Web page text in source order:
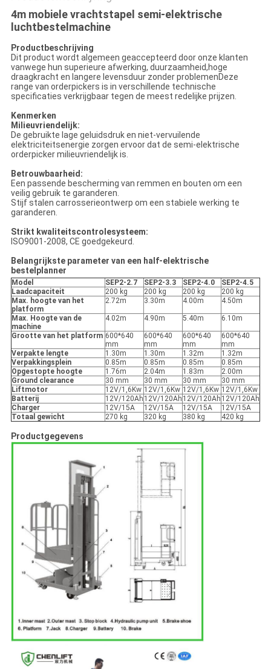
4m mobiele vrachtstapel semi-elektrische
luchtbestelmachine
Productbeschrijving
Dit product wordt algemeen geaccepteerd door onze klanten
vanwege hun superieure afwerking, duurzaamheid,hoge
draagkracht en langere levensduur zonder problemenDeze
range van orderpickers is in verschillende technische
specificaties verkrijgbaar tegen de meest redelijke prijzen.
Kenmerken
Milieuvriendelijk:
De gebruikte lage geluidsdruk en niet-vervuilende
elektriciteitsenergie zorgen ervoor dat de semi-elektrische
orderpicker milieuvriendelijk is.
Betrouwbaarheid:
Een passende bescherming van remmen en bouten om een
veilig gebruik te garanderen.
Stijf stalen carrosserieontwerp om een stabiele werking te
garanderen.
Strikt kwaliteitscontrolesysteem:
ISO9001-2008, CE goedgekeurd.
Belangrijkste parameter van een half-elektrische
bestelplanner
Model SEP2-2.7 SEP2-3.3 SEP2-4.0
SEP2-4.5
Laadcapaciteit
200 kg 200 kg 200 kg
200 kg
Max. hoogte van het
platform
2.72m 3.30m 4.00m 4.50m
Max. Hoogte van de
machine
4.02m 4.90m 5.40m 6.10m
Grootte van het platform 600*640
mm
600*640
mm
600*640
mm
600*640
mm
Verpakte lengte
1.30m 1.30m 1.32m
1.32m
Verpakkingsplein
0.85m 0.85m 0.85m
0.85m
Opgestopte hoogte
1.76m 2.04m 1.83m
2.00m
Ground clearance
30 mm 30 mm 30 mm
30 mm
Liftmotor
12V/1,6Kw 12V/1,6Kw 12V/1,6Kw 12V/1,6Kw
Batterij
12V/120Ah 12V/120Ah 12V/120Ah 12V/120Ah
Charger
12V/15A 12V/15A 12V/15A
12V/15A
Totaal gewicht
270 kg 320 kg 380 kg 420 kg
Productgegevens